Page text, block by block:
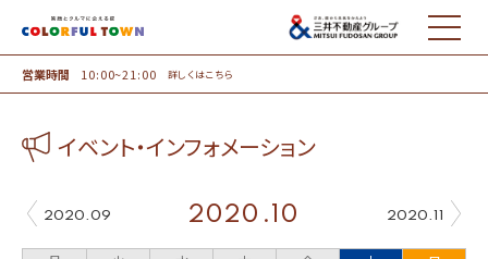
MENU
営業時間 10:00~21:00 詳しくはこちら
イベント・インフォメーション
2020.09 2020.11
2020.10